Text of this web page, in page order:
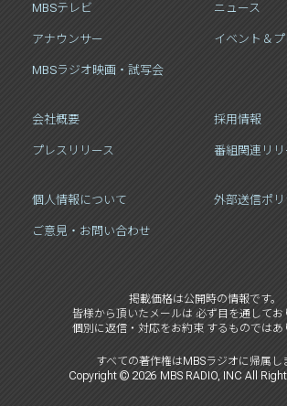
MBSテレビ ニュース
アナウンサー イベント＆
MBSラジオ映画・試写会
会社概要 採用情報
プレスリリース 番組関連リリ
個人情報について 外部送信ポリ
ご意見・お問い合わせ
掲載価格は公開時の情報です。
皆様から頂いたメールは 必ず目を通してお
個別に返信・対応をお約束 するものではあ
すべての著作権はMBSラジオに帰属し
Copyright © 2026 MBS RADIO, INC All